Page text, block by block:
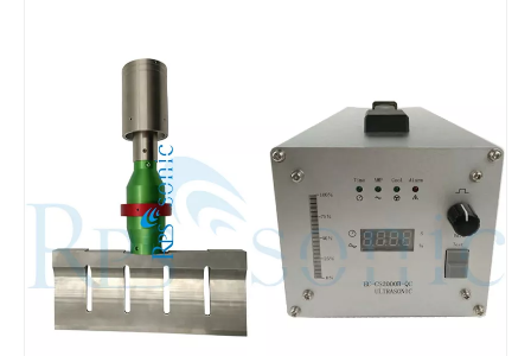
Actualmente, la investigación sobre la extracción de antioxidantes